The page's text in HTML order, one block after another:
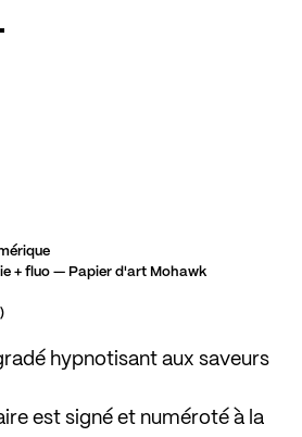
+ fluo — Papier d'art Mohawk
hypnotisant aux saveurs
est signé et numéroté à la